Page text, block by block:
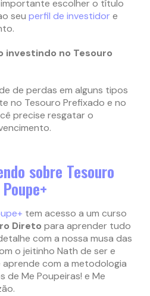
importante escolher o título
seu perfil de investidore
investindo no Tesouro
de perdas em alguns tipos
no Tesouro Prefixado e no
precise resgatar o
sobre Tesouro
tem acesso a um curso
Direto para aprender tudo
com a nossa musa das
o jeitinho Nath de ser e
com a metodologia
de Me Poupeiras! e Me